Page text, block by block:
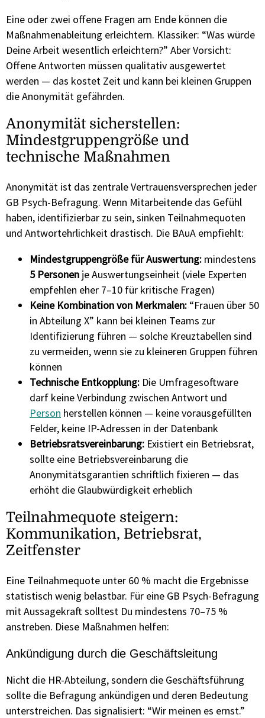
Eine oder zwei offene Fragen am Ende können die
Maßnahmenableitung erleichtern. Klassiker: “Was würde
Deine Arbeit wesentlich erleichtern?” Aber Vorsicht:
Offene Antworten müssen qualitativ ausgewertet
werden — das kostet Zeit und kann bei kleinen Gruppen
die Anonymität gefährden.
Anonymität sicherstellen:
Mindestgruppengröße und
technische Maßnahmen
Anonymität ist das zentrale Vertrauensversprechen jeder
GB Psych-Befragung. Wenn Mitarbeitende das Gefühl
haben, identifizierbar zu sein, sinken Teilnahmequoten
und Antwortehrlichkeit drastisch. Die BAuA empfiehlt:
Mindestgruppengröße für Auswertung: mindestens
5 Personen je Auswertungseinheit (viele Experten
empfehlen eher 7–10 für kritische Fragen)
Keine Kombination von Merkmalen: “Frauen über 50
in Abteilung X” kann bei kleinen Teams zur
Identifizierung führen — solche Kreuztabellen sind
zu vermeiden, wenn sie zu kleineren Gruppen führen
können
Technische Entkopplung: Die Umfragesoftware
darf keine Verbindung zwischen Antwort und
Person herstellen können — keine vorausgefüllten
Felder, keine IP-Adressen in der Datenbank
Betriebsratsvereinbarung: Existiert ein Betriebsrat,
sollte eine Betriebsvereinbarung die
Anonymitätsgarantien schriftlich fixieren — das
erhöht die Glaubwürdigkeit erheblich
Teilnahmequote steigern:
Kommunikation, Betriebsrat,
Zeitfenster
Eine Teilnahmequote unter 60 % macht die Ergebnisse
statistisch wenig belastbar. Für eine GB Psych-Befragung
mit Aussagekraft solltest Du mindestens 70–75 %
anstreben. Diese Maßnahmen helfen:
Ankündigung durch die Geschäftsleitung
Nicht die HR-Abteilung, sondern die Geschäftsführung
sollte die Befragung ankündigen und deren Bedeutung
unterstreichen. Das signalisiert: “Wir meinen es ernst.”